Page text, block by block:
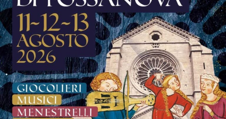
La musica continuerà poi ad essere protagonista sui tre
palchi della festa.